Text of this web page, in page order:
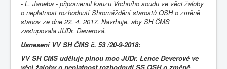
- L. Janeba - připomenul kauzu Vrchního soudu ve věci žaloby
o neplatnost rozhodnutí Shromáždění starostů OSH o změně
stanov ze dne 22. 4. 2017. Navrhuje, aby SH ČMS
zastupovala JUDr. Deverová.
Usnesení VV SH ČMS č. 53 /20-9-2018:
VV SH ČMS uděluje plnou moc JUDr. Lence Deverové ve